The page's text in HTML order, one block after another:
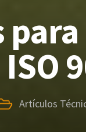
Artículos